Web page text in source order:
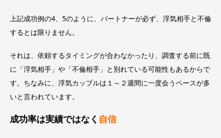
上記成功例の4、5のように、パートナーが必ず、浮気相手と不倫
するとは限りません。
それは、依頼するタイミングが合わなかったり、調査する前に既
に「浮気相手」や「不倫相手」と別れている可能性もあるからで
す。ちなみに、浮気カップルは１～２週間に一度会うペースが多
いと言われています。
成功率は実績ではなく 自信